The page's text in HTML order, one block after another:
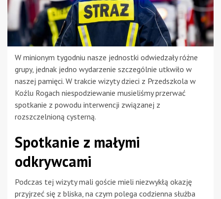
W minionym tygodniu nasze jednostki odwiedzały różne
grupy, jednak jedno wydarzenie szczególnie utkwiło w
naszej pamięci. W trakcie wizyty dzieci z Przedszkola w
Koźlu Rogach niespodziewanie musieliśmy przerwać
spotkanie z powodu interwencji związanej z
rozszczelnioną cysterną.
Spotkanie z małymi
odkrywcami
Podczas tej wizyty mali goście mieli niezwykłą okazję
przyjrzeć się z bliska, na czym polega codzienna służba